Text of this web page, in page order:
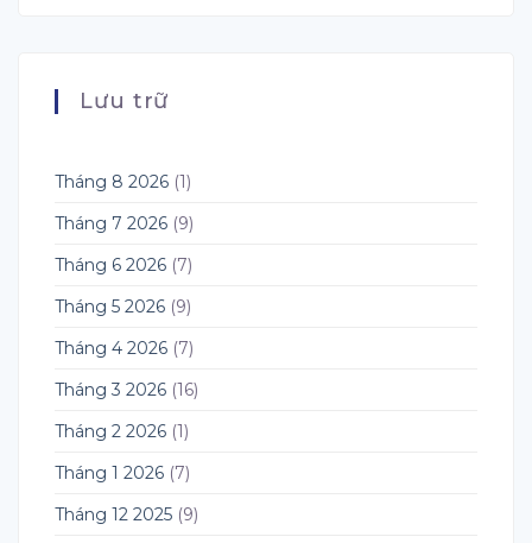
Lưu trữ
Tháng 8 2026 (1)
Tháng 7 2026 (9)
Tháng 6 2026 (7)
Tháng 5 2026 (9)
Tháng 4 2026 (7)
Tháng 3 2026 (16)
Tháng 2 2026 (1)
Tháng 1 2026 (7)
Tháng 12 2025 (9)